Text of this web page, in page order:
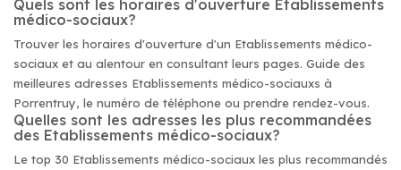
Quels sont les horaires d'ouverture Etablissements
médico-sociaux?
Trouver les horaires d'ouverture d'un Etablissements médico-
sociaux et au alentour en consultant leurs pages. Guide des
meilleures adresses Etablissements médico-sociauxs à
Porrentruy, le numéro de téléphone ou prendre rendez-vous.
Quelles sont les adresses les plus recommandées
des Etablissements médico-sociaux?
Le top 30 Etablissements médico-sociaux les plus recommandés